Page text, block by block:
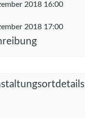
2018 16:00
2018 17:00